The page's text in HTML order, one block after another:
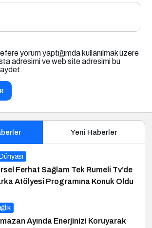
yorum yaptığımda kullanılmak üzere
adresimi ve web site adresimi bu
Yeni Haberler
Ferhat Sağlam Tek Rumeli Tv’de
Atölyesi Programına Konuk Oldu
Ayında Enerjinizi Koruyarak